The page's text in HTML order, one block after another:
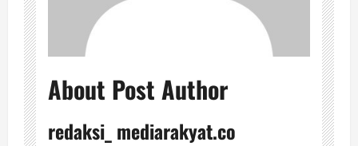
About Post Author
redaksi_ mediarakyat.co